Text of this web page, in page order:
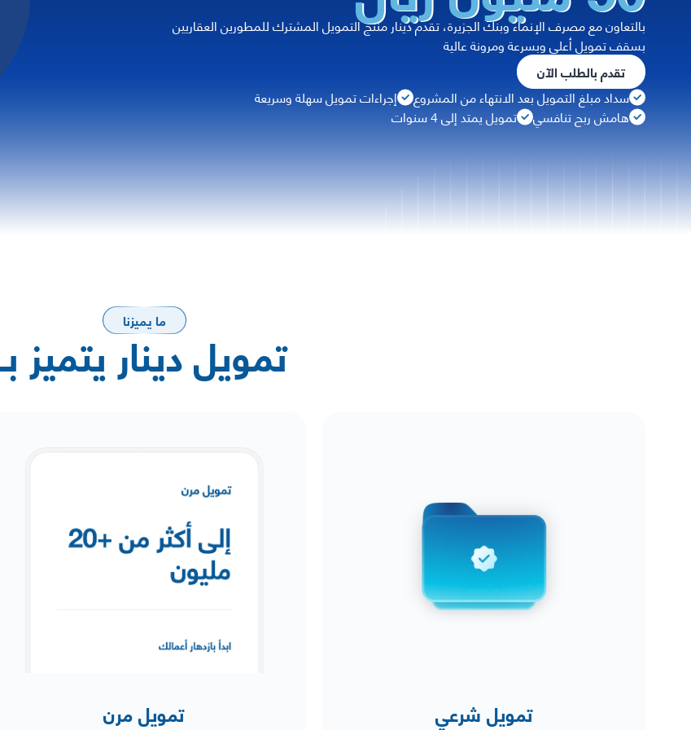
بالتعاون مع مصرف الإنماء وبنك الجزيرة، تقدم دينار منتج التمويل المشترك للمطورين العقاريين
بسقف تمويل أعلى وبسرعة ومرونة عالية
تقدم بالطلب الآن
سداد مبلغ التمويل بعد الانتهاء من المشروع
إجراءات تمويل سهلة وسريعة
هامش ربح تنافسي
تمويل يمتد إلى 4 سنوات
ما يميزنا
تمويل دينار يتميز بـ
تمويل شرعي تمويل مرن